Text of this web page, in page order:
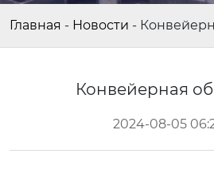
Главная - Новости -
Конвейерная
2024-08-05